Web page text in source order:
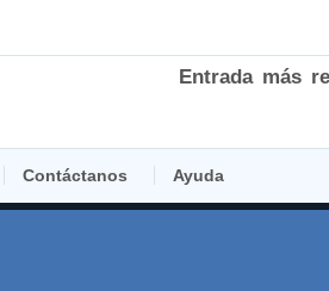
Entrada más
Contáctanos Ayuda